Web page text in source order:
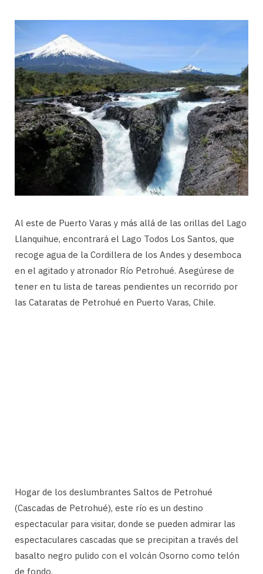
Al este de Puerto Varas y más allá de las orillas del Lago
Llanquihue, encontrará el Lago Todos Los Santos, que
recoge agua de la Cordillera de los Andes y desemboca
en el agitado y atronador Río Petrohué. Asegúrese de
tener en tu lista de tareas pendientes un recorrido por
las Cataratas de Petrohué en Puerto Varas, Chile.
Hogar de los deslumbrantes Saltos de Petrohué
(Cascadas de Petrohué), este río es un destino
espectacular para visitar, donde se pueden admirar las
espectaculares cascadas que se precipitan a través del
basalto negro pulido con el volcán Osorno como telón
de fondo.